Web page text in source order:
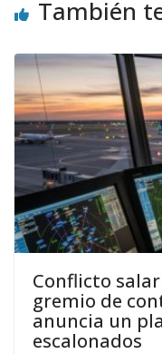
También
Conflicto
gremio de
anuncia un
escalonados